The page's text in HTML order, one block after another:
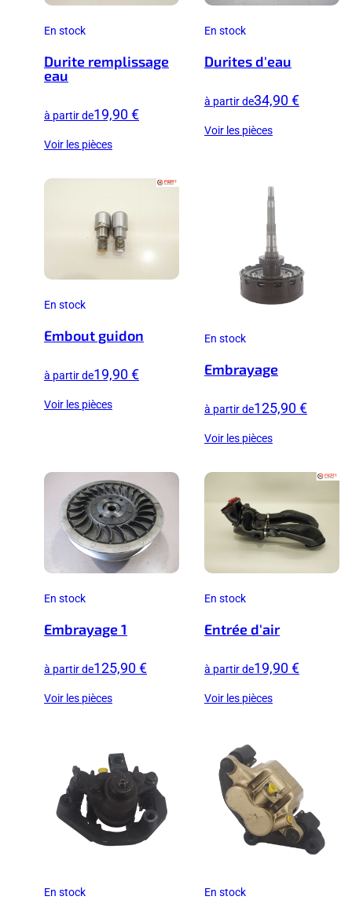
En stock
Durite remplissage
eau
à partir de19,90 €
Voir les pièces
En stock
Durites d'eau
à partir de34,90 €
Voir les pièces
En stock
Embout guidon
à partir de19,90 €
Voir les pièces
En stock
Embrayage
à partir de125,90 €
Voir les pièces
En stock
Embrayage 1
à partir de125,90 €
Voir les pièces
En stock
Entrée d'air
à partir de19,90 €
Voir les pièces
En stock En stock